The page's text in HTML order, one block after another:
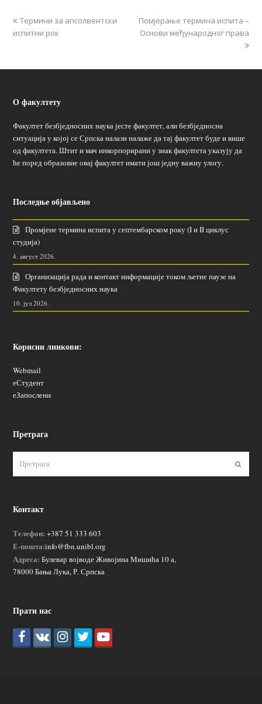
Термини за апсолвентски
испитни рок
Помјерање термина испита –
Основи међународног права
О факултету
Факултет безбједносних наука јесте факултет, али безбједносна
ситуација у којој се Српска налази налаже да тај факултет буде и више
од факултета. Штит и мач инкорпорирани у знак факултета указују да
ће поред образовне овај факултет имати још једну важну улогу.
Последње објављено
Промјене термина испита у септембарском року (I и II циклус
студија)
4. август 2026.
Организација рада и контакт информације током љетне паузе на
Факултету безбједносних наука
10. јул 2026.
Корисни линкови:
Webmail
еСтудент
еЗапослени
Претрага
Контакт
Телефон: +387 51 333 603
Е-пошта:info@fbn.unibl.org
Адреса: Булевар војводе Живојина Мишића 10 а,
78000 Бања Лука, Р. Српска
Прати нас